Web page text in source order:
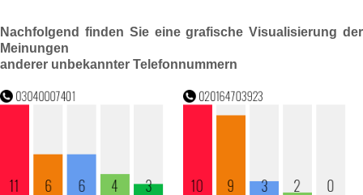
Nachfolgend finden Sie eine grafische Visualisierung der
Meinungen
anderer unbekannter Telefonnummern